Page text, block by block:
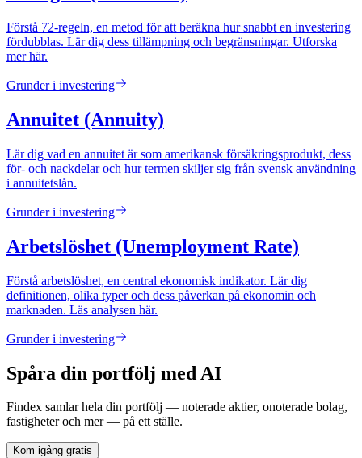
Förstå 72-regeln, en metod för att beräkna hur snabbt en investering
fördubblas. Lär dig dess tillämpning och begränsningar. Utforska
mer här.
Grunder i investering
Annuitet (Annuity)
Lär dig vad en annuitet är som amerikansk försäkringsprodukt, dess
för- och nackdelar och hur termen skiljer sig från svensk användning
i annuitetslån.
Grunder i investering
Arbetslöshet (Unemployment Rate)
Förstå arbetslöshet, en central ekonomisk indikator. Lär dig
definitionen, olika typer och dess påverkan på ekonomin och
marknaden. Läs analysen här.
Grunder i investering
Spåra din portfölj med AI
Findex samlar hela din portfölj — noterade aktier, onoterade bolag,
fastigheter och mer — på ett ställe.
Kom igång gratis